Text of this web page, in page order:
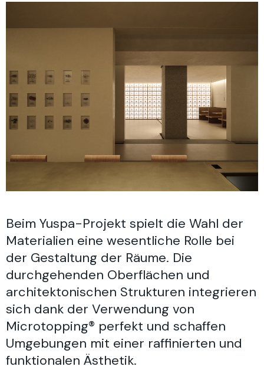
Beim Yuspa-Projekt spielt die Wahl der
Materialien eine wesentliche Rolle bei
der Gestaltung der Räume. Die
durchgehenden Oberflächen und
architektonischen Strukturen integrieren
sich dank der Verwendung von
Microtopping® perfekt und schaffen
Umgebungen mit einer raffinierten und
funktionalen Ästhetik.